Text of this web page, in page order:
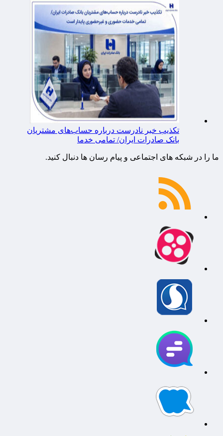
تکذیب خبر نادرست درباره حساب‌های مشتریان
بانک صادرات ایران/ تمامی خدما
ما را در شبکه های اجتماعی و پیام رسان ها دنبال کنید.